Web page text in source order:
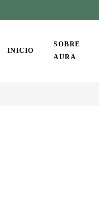
INICIO
SOBRE
AURA